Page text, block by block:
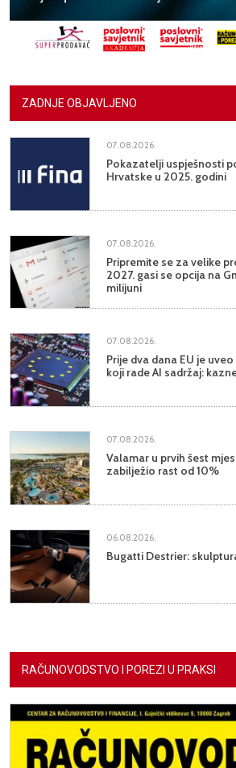
ZADNJE OBJAVLJENO
07.08.2026.
Pokazatelji uspješnosti
Hrvatske u 2025. godini
07.08.2026.
Pripremite se za velike
2027. gasi se opcija na
milijuni
07.08.2026.
Prije dva dana EU je
koji rade AI sadržaj:
07.08.2026.
Valamar u prvih šest
zabilježio rast od 10%
06.08.2026.
Bugatti Destrier:
RAČUNOVODSTVO I POREZI U PRAKSI